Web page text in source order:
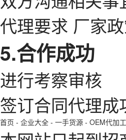
代理要求 厂家
5.合作成功
进行考察审核
签订合同代理成
首页 - 企业大全 - 一手货源 - OEM代加工